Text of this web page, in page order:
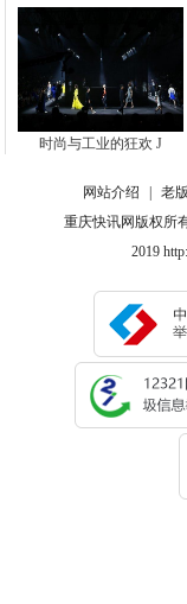
时尚与工业的狂欢 J
网站介绍 老
重庆快讯网版权所
2019